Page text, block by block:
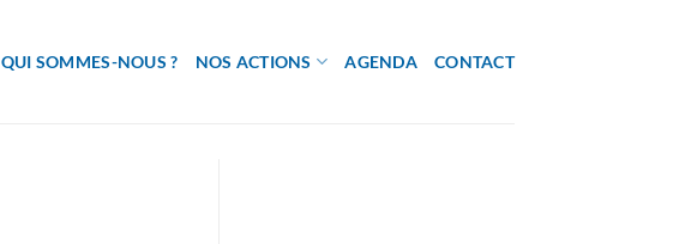
QUI SOMMES-NOUS ? NOS ACTIONS AGENDA CONTACT